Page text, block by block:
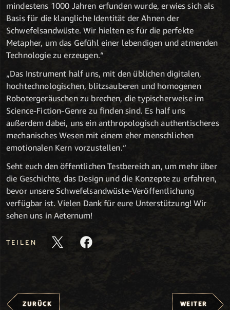
mindestens 1000 Jahren erfunden wurde, erwies sich als
Basis für die klangliche Identität der Ahnen der
Schwefelsandwüste. Wir hielten es für die perfekte
Metapher, um das Gefühl einer lebendigen und atmenden
Technologie zu erzeugen.“
„Das Instrument half uns, mit den üblichen digitalen,
hochtechnologischen, blitzsauberen und homogenen
Robotergeräuschen zu brechen, die typischerweise im
Science-Fiction-Genre zu finden sind. Es half uns
außerdem dabei, uns ein anthropologisch authentischeres
mechanisches Wesen mit einem eher menschlichen
emotionalen Kern vorzustellen.“
Seht euch den öffentlichen Testbereich an, um mehr über
die Geschichte, das Design und die Konzepte zu erfahren,
bevor unsere Schwefelsandwüste-Veröffentlichung
verfügbar ist.Vielen Dank für eure Unterstützung! Wir
sehen uns in Aeternum!
TEILEN
ZURÜCK WEITER